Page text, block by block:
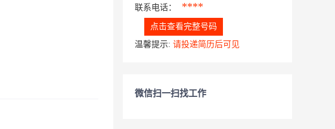
联系电话： ****
点击查看完整号码
温馨提示: 请投递简历后可见
微信扫一扫找工作